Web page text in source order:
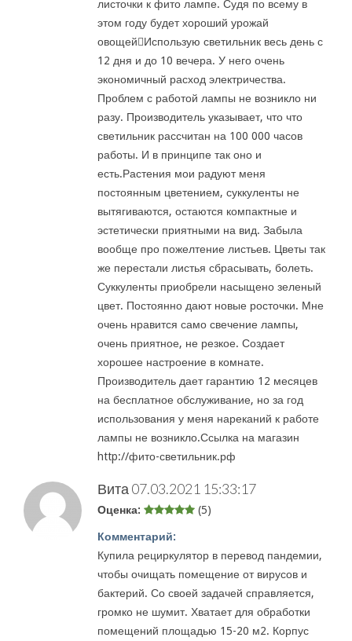
листочки к фито лампе. Судя по всему в
этом году будет хороший урожай
овощейИспользую светильник весь день с
12 дня и до 10 вечера. У него очень
экономичный расход электричества.
Проблем с работой лампы не возникло ни
разу. Производитель указывает, что что
светильник рассчитан на 100 000 часов
работы. И в принципе так оно и
есть.Растения мои радуют меня
постоянным цветением, суккуленты не
вытягиваются, остаются компактные и
эстетически приятными на вид. Забыла
вообще про пожелтение листьев. Цветы так
же перестали листья сбрасывать, болеть.
Суккуленты приобрели насыщено зеленый
цвет. Постоянно дают новые росточки. Мне
очень нравится само свечение лампы,
очень приятное, не резкое. Создает
хорошее настроение в комнате.
Производитель дает гарантию 12 месяцев
на бесплатное обслуживание, но за год
использования у меня нареканий к работе
лампы не возникло.Ссылка на магазин
http://фито-светильник.рф
Вита 07.03.2021 15:33:17
Оценка: (5)
Комментарий:
Купила рециркулятор в перевод пандемии,
чтобы очищать помещение от вирусов и
бактерий. Со своей задачей справляется,
громко не шумит. Хватает для обработки
помещений площадью 15-20 м2. Корпус